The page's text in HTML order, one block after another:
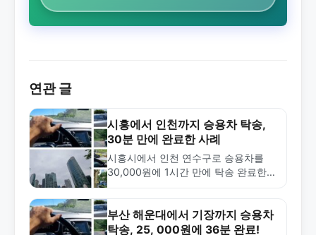
연관 글
시흥에서 인천까지 승용차 탁송,
30분 만에 완료한 사례
시흥시에서 인천 연수구로 승용차를
30,000원에 1시간 만에 탁송 완료한
운송을 경험하세요.
부산 해운대에서 기장까지 승용차
탁송, 25, 000원에 36분 완료!